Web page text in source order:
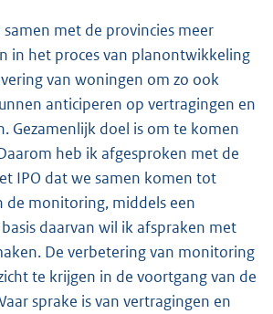
met de provincies meer
in het proces van planontwikkeling
van woningen om zo ook
anticiperen op vertragingen en
Gezamenlijk doel is om te komen
heb ik afgesproken met de
IPO dat we samen komen tot
de monitoring, middels een
daarvan wil ik afspraken met
De verbetering van monitoring
te krijgen in de voortgang van de
sprake is van vertragingen en